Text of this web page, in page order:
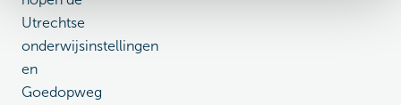
Utrechtse
onderwijsinstellingen
en
Goedopweg